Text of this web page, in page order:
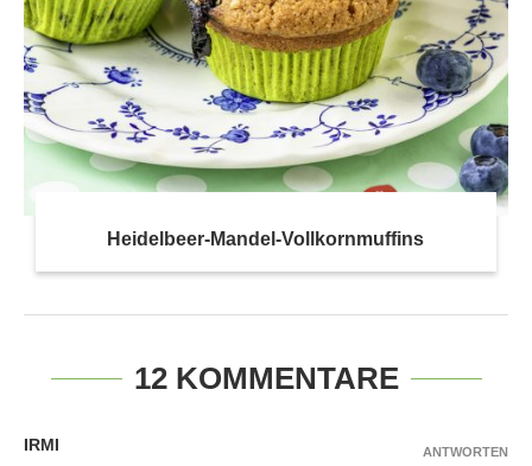
Heidelbeer-Mandel-Vollkornmuffins
12 KOMMENTARE
IRMI ANTWORTEN